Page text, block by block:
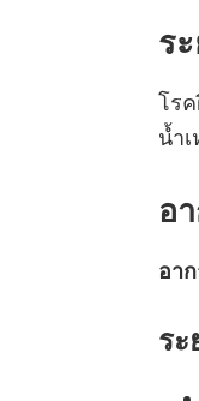
ร
โร
น้ำ
อ
อา
ระ